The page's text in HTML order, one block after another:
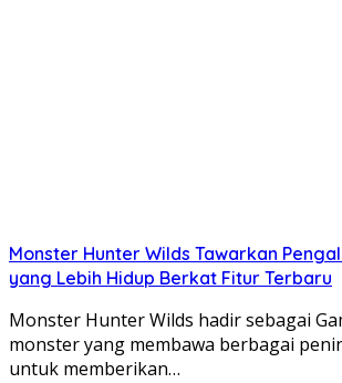
Monster Hunter Wilds Tawarkan
yang Lebih Hidup Berkat Fitur Terbaru
Monster Hunter Wilds hadir sebagai
monster yang membawa berbagai
untuk memberikan…